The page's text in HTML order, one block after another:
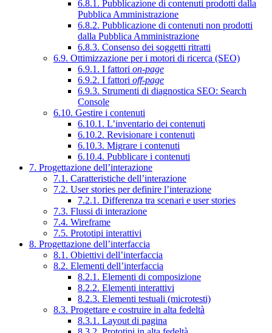
6.8.1. Pubblicazione di contenuti prodotti dalla
Pubblica Amministrazione
6.8.2. Pubblicazione di contenuti non prodotti
dalla Pubblica Amministrazione
6.8.3. Consenso dei soggetti ritratti
6.9. Ottimizzazione per i motori di ricerca (SEO)
6.9.1. I fattori on-page
6.9.2. I fattori off-page
6.9.3. Strumenti di diagnostica SEO: Search
Console
6.10. Gestire i contenuti
6.10.1. L’inventario dei contenuti
6.10.2. Revisionare i contenuti
6.10.3. Migrare i contenuti
6.10.4. Pubblicare i contenuti
7. Progettazione dell’interazione
7.1. Caratteristiche dell’interazione
7.2. User stories per definire l’interazione
7.2.1. Differenza tra scenari e user stories
7.3. Flussi di interazione
7.4. Wireframe
7.5. Prototipi interattivi
8. Progettazione dell’interfaccia
8.1. Obiettivi dell’interfaccia
8.2. Elementi dell’interfaccia
8.2.1. Elementi di composizione
8.2.2. Elementi interattivi
8.2.3. Elementi testuali (microtesti)
8.3. Progettare e costruire in alta fedeltà
8.3.1. Layout di pagina